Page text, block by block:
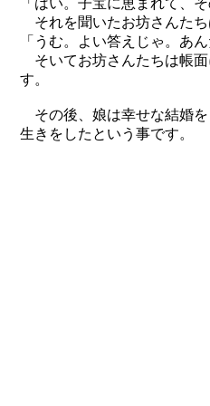
「はい。子宝に恵まれて、
それを聞いたお坊さんたち
「うむ。よい答えじゃ。あ
そいてお坊さんたちは帳面
す。
その後、娘は幸せな結婚を
生きをしたという事です。